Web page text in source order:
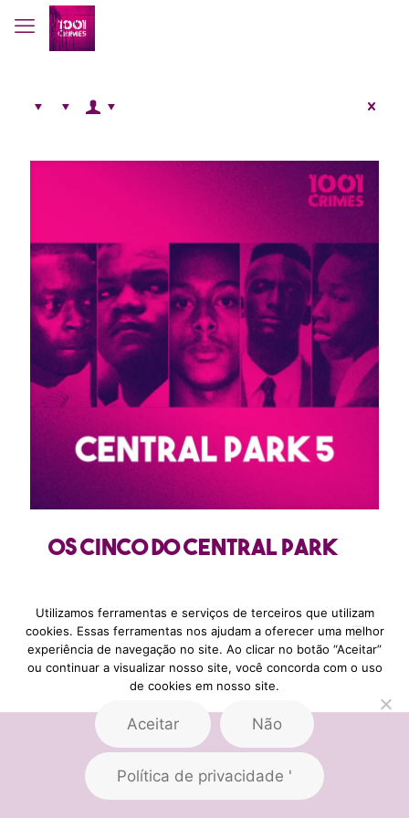
Os cinco do Central Park
Utilizamos ferramentas e serviços de terceiros que utilizam
cookies. Essas ferramentas nos ajudam a oferecer uma melhor
experiência de navegação no site. Ao clicar no botão “Aceitar”
ou continuar a visualizar nosso site, você concorda com o uso
de cookies em nosso site.
Aceitar Não
Política de privacidade '